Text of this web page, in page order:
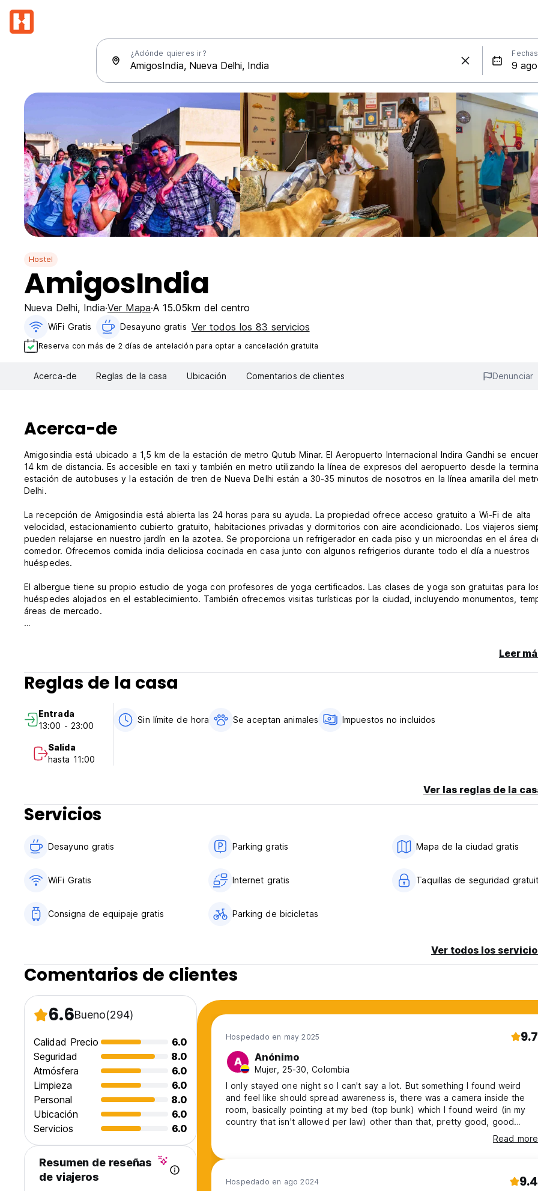
¿Adónde quieres ir? Fechas
Hostel
AmigosIndia
Nueva Delhi, India Ver Mapa A 15.05km del centro
WiFi Gratis Desayuno gratis Ver todos los 83 servicios
Reserva con más de 2 días de antelación para optar a cancelación gratuita
Acerca-de Reglas de la casa Ubicación Comentarios de clientes Denunciar
Acerca-de
Amigosindia está ubicado a 1,5 km de la estación de metro Qutub Minar. El Aeropuerto Internacional Indira Gandhi se
14 km de distancia. Es accesible en taxi y también en metro utilizando la línea de expresos del aeropuerto desde la
estación de autobuses y la estación de tren de Nueva Delhi están a 30-35 minutos de nosotros en la línea amarilla del
Delhi.
La recepción de Amigosindia está abierta las 24 horas para su ayuda. La propiedad ofrece acceso gratuito a Wi-Fi de alta
velocidad, estacionamiento cubierto gratuito, habitaciones privadas y dormitorios con aire acondicionado. Los viajeros
pueden relajarse en nuestro jardín en la azotea. Se proporciona un refrigerador en cada piso y un microondas en el área
comedor. Ofrecemos comida india deliciosa cocinada en casa junto con algunos refrigerios durante todo el día a nuestros
huéspedes.
El albergue tiene su propio estudio de yoga con profesores de yoga certificados. Las clases de yoga son gratuitas para
huéspedes alojados en el establecimiento. También ofrecemos visitas turísticas por la ciudad, incluyendo monumentos,
áreas de mercado.
Leer
Reglas de la casa
Entrada
13:00 - 23:00
Salida
hasta 11:00
Sin límite de hora Se aceptan animales Impuestos no incluidos
Ver las reglas de la
Servicios
Desayuno gratis Parking gratis Mapa de la ciudad gratis
WiFi Gratis Internet gratis Taquillas de seguridad
Consigna de equipaje gratis Parking de bicicletas
Ver todos los
Comentarios de clientes
6.6Bueno(294)
Calidad Precio
6.0
Seguridad
8.0
Atmósfera
6.0
Limpieza
6.0
Personal
8.0
Ubicación
6.0
Servicios
6.0
Resumen de reseñas
de viajeros
Hospedado en may 2025 9.7
A Anónimo
Mujer, 25-30, Colombia
I only stayed one night so I can't say a lot. But something I found weird
and feel like should spread awareness is, there was a camera inside the
room, basically pointing at my bed (top bunk) which I found weird (in my
country that isn't allowed per law) other than that, pretty good, good
internet, nice common areas, clean, really really close to the airport but
Read more
Hospedado en ago 2024 9.4